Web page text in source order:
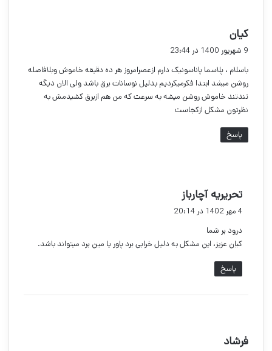
کیان
ت
9 شهریور 1400 در 23:44
باسلام ، پلاسما پاناسونیک دارم ازعصرامروز هر ده دقیقه خاموش وبلافاصله
روشن میشد ابتدا فکرمیکردیم بدلیل نوسانات برق باشد ولی الان دیگه
تندتند خاموش روشن میشه به سرعت که من هم ازبرق کشیدمش به
نظرتون مشکل ازکجاست
پاسخ
تحریریه آچارباز
ف
4 مهر 1402 در 20:14
درود بر شما
کیان عزیز، این مشکل به دلیل خرابی برد پاور یا مین برد میتواند باشد.
پاسخ
فرشاد